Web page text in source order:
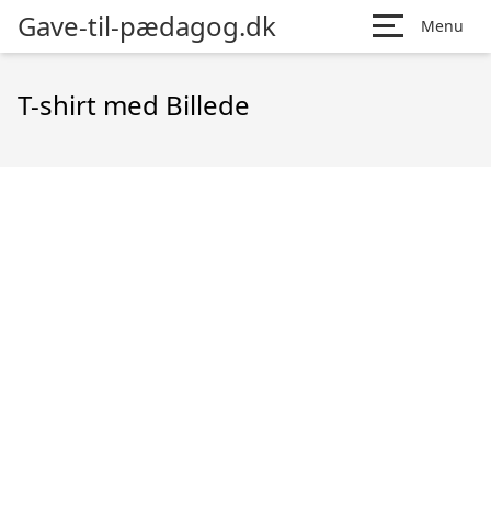
Gave-til-pædagog.dk Menu
T-shirt med Billede